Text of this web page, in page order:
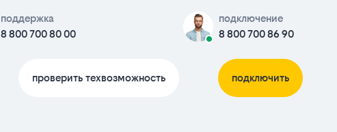
поддержка
8 800 700 80 00
подключение
8 800 700 86 90
проверить техвозможность подключить